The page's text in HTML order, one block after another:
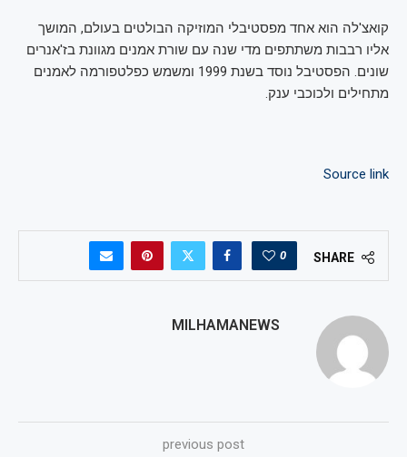
קואצ'לה הוא אחד מפסטיבלי המוזיקה הבולטים בעולם, המושך
אליו רבבות משתתפים מדי שנה עם שורת אמנים מגוונת בז'אנרים
שונים. הפסטיבל נוסד בשנת 1999 ומשמש כפלטפורמה לאמנים
מתחילים ולכוכבי ענק.
Source link
SHARE
0
MILHAMANEWS
previous post